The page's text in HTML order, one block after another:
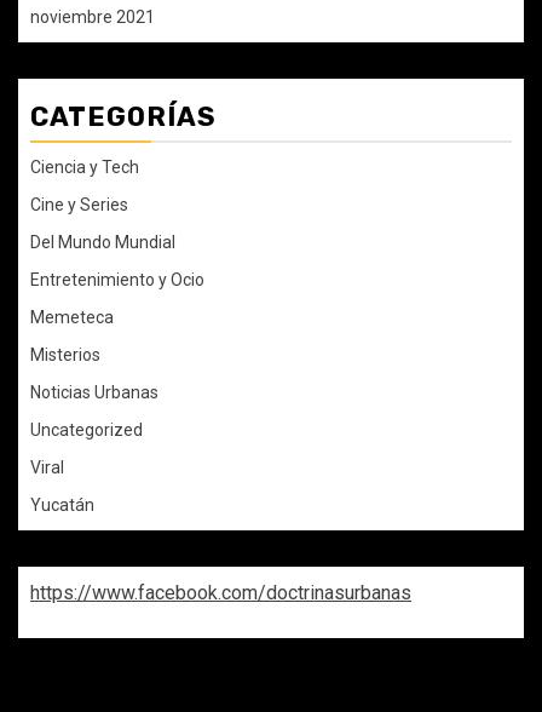
noviembre 2021
CATEGORÍAS
Ciencia y Tech
Cine y Series
Del Mundo Mundial
Entretenimiento y Ocio
Memeteca
Misterios
Noticias Urbanas
Uncategorized
Viral
Yucatán
https://www.facebook.com/doctrinasurbanas